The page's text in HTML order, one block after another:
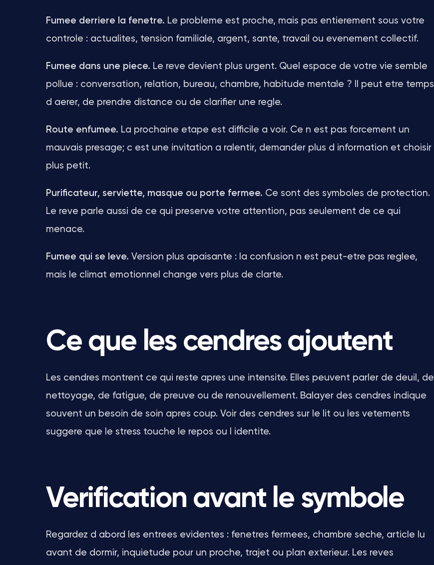
Fumee derriere la fenetre. Le probleme est proche, mais pas entierement sous votre
controle : actualites, tension familiale, argent, sante, travail ou evenement collectif.
Fumee dans une piece. Le reve devient plus urgent. Quel espace de votre vie semble
pollue : conversation, relation, bureau, chambre, habitude mentale ? Il peut etre temps
d aerer, de prendre distance ou de clarifier une regle.
Route enfumee. La prochaine etape est difficile a voir. Ce n est pas forcement un
mauvais presage; c est une invitation a ralentir, demander plus d information et choisir
plus petit.
Purificateur, serviette, masque ou porte fermee. Ce sont des symboles de protection.
Le reve parle aussi de ce qui preserve votre attention, pas seulement de ce qui
menace.
Fumee qui se leve. Version plus apaisante : la confusion n est peut-etre pas reglee,
mais le climat emotionnel change vers plus de clarte.
Ce que les cendres ajoutent
Les cendres montrent ce qui reste apres une intensite. Elles peuvent parler de deuil, de
nettoyage, de fatigue, de preuve ou de renouvellement. Balayer des cendres indique
souvent un besoin de soin apres coup. Voir des cendres sur le lit ou les vetements
suggere que le stress touche le repos ou l identite.
Verification avant le symbole
Regardez d abord les entrees evidentes : fenetres fermees, chambre seche, article lu
avant de dormir, inquietude pour un proche, trajet ou plan exterieur. Les reves